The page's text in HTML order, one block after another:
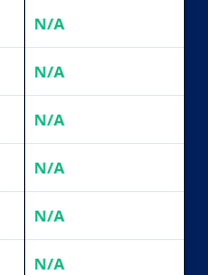
N/A
N/A
N/A
N/A
N/A
N/A